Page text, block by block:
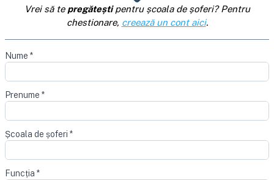
Vrei să te pregăteștipentru școala de șoferi? Pentru
chestionare, creează un cont aici.
Nume *
Prenume *
Școala de șoferi *
Funcția *